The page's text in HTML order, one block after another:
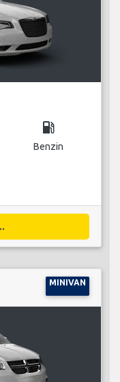
local_gas_station
Benzin
MINIVAN